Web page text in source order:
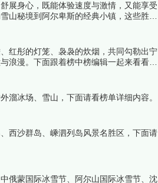
展身心，既能体验速度与激情，又能享受
山秘境到阿尔卑斯的经典小镇，这些胜地
单吧！
红彤的灯笼、袅袅的炊烟，共同勾勒出宁
浪漫。下面跟着榜中榜编辑一起来看看详
溜冰场、雪山，下面请看榜单详细内容。
西沙群岛、嵊泗列岛风景名胜区，下面请
俄蒙国际冰雪节、阿尔山国际冰雪节、沈